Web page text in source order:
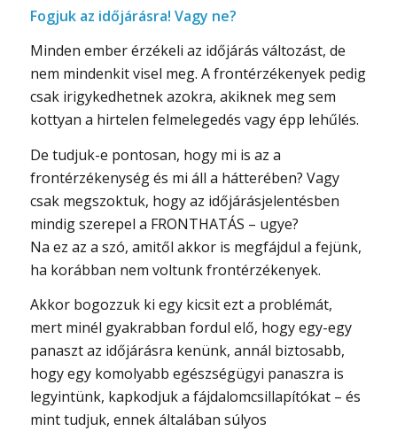
Fogjuk az időjárásra! Vagy ne?
Minden ember érzékeli az időjárás változást, de
nem mindenkit visel meg. A frontérzékenyek pedig
csak irigykedhetnek azokra, akiknek meg sem
kottyan a hirtelen felmelegedés vagy épp lehűlés.
De tudjuk-e pontosan, hogy mi is az a
frontérzékenység és mi áll a hátterében? Vagy
csak megszoktuk, hogy az időjárásjelentésben
mindig szerepel a FRONTHATÁS – ugye?
Na ez az a szó, amitől akkor is megfájdul a fejünk,
ha korábban nem voltunk frontérzékenyek.
Akkor bogozzuk ki egy kicsit ezt a problémát,
mert minél gyakrabban fordul elő, hogy egy-egy
panaszt az időjárásra kenünk, annál biztosabb,
hogy egy komolyabb egészségügyi panaszra is
legyintünk, kapkodjuk a fájdalomcsillapítókat – és
mint tudjuk, ennek általában súlyos